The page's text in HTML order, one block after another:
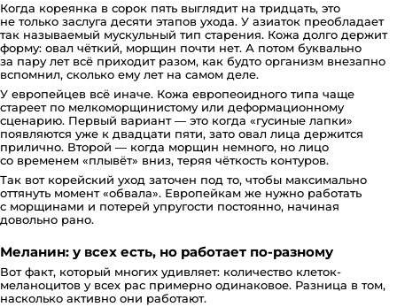
Когда кореянка в сорок пять выглядит на тридцать, это
не только заслуга десяти этапов ухода. У азиаток преобладает
так называемый мускульный тип старения. Кожа долго держит
форму: овал чёткий, морщин почти нет. А потом буквально
за пару лет всё приходит разом, как будто организм внезапно
вспомнил, сколько ему лет на самом деле.
У европейцев всё иначе. Кожа европеоидного типа чаще
стареет по мелкоморщинистому или деформационному
сценарию. Первый вариант — это когда «гусиные лапки»
появляются уже к двадцати пяти, зато овал лица держится
прилично. Второй — когда морщин немного, но лицо
со временем «плывёт» вниз, теряя чёткость контуров.
Так вот корейский уход заточен под то, чтобы максимально
оттянуть момент «обвала». Европейкам же нужно работать
с морщинами и потерей упругости постоянно, начиная
довольно рано.
Меланин: у всех есть, но работает по-разному
Вот факт, который многих удивляет: количество клеток-
меланоцитов у всех рас примерно одинаковое. Разница в том,
насколько активно они работают.